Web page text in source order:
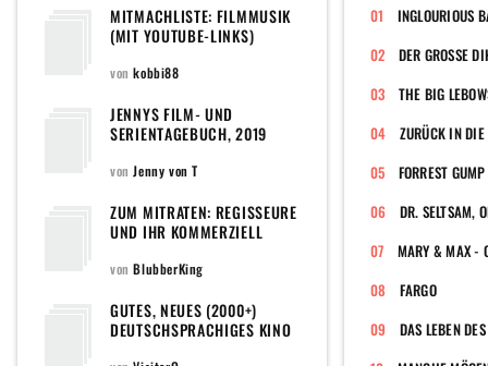
MITMACHLISTE: FILMMUSIK
(MIT YOUTUBE-LINKS)
vonkobbi88
JENNYS FILM- UND
SERIENTAGEBUCH, 2019
von Jenny von T
ZUM MITRATEN: REGISSEURE
UND IHR KOMMERZIELL
vonBlubberKing
GUTES, NEUES (2000+)
DEUTSCHSPRACHIGES KINO
INGLOURIOUS
DER GROSSE
THE BIG
ZURÜCK IN DIE
FORREST GUMP
FARGO
DAS LEBEN